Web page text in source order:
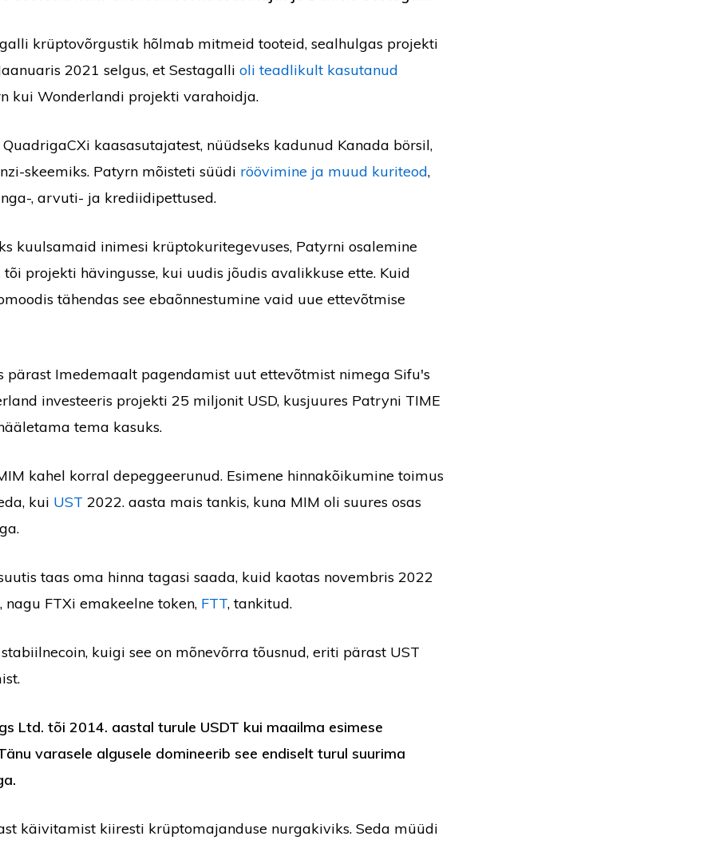
krüptovõrgustik hõlmab mitmeid tooteid, sealhulgas projekti
2021 selgus, et Sestagalli oli teadlikult kasutanud
kui Wonderlandi projekti varahoidja.
kaasasutajatest, nüüdseks kadunud Kanada börsil,
skeemiks. Patyrn mõisteti süüdi röövimine ja muud kuriteod,
, arvuti- ja krediidipettused.
kuulsamaid inimesi krüptokuritegevuses, Patyrni osalemine
projekti hävingusse, kui uudis jõudis avalikkuse ette. Kuid
tähendas see ebaõnnestumine vaid uue ettevõtmise
pärast Imedemaalt pagendamist uut ettevõtmist nimega Sifu's
investeeris projekti 25 miljonit USD, kusjuures Patryni TIME
tema kasuks.
kahel korral depeggeerunud. Esimene hinnakõikumine toimus
kui UST 2022. aasta mais tankis, kuna MIM oli suures osas
taas oma hinna tagasi saada, kuid kaotas novembris 2022
FTXi emakeelne token, FTT, tankitud.
kuigi see on mõnevõrra tõusnud, eriti pärast UST
Ltd. tõi 2014. aastal turule USDT kui maailma esimese
varasele algusele domineerib see endiselt turul suurima
käivitamist kiiresti krüptomajanduse nurgakiviks. Seda müüdi